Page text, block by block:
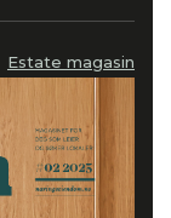
Estate magasin